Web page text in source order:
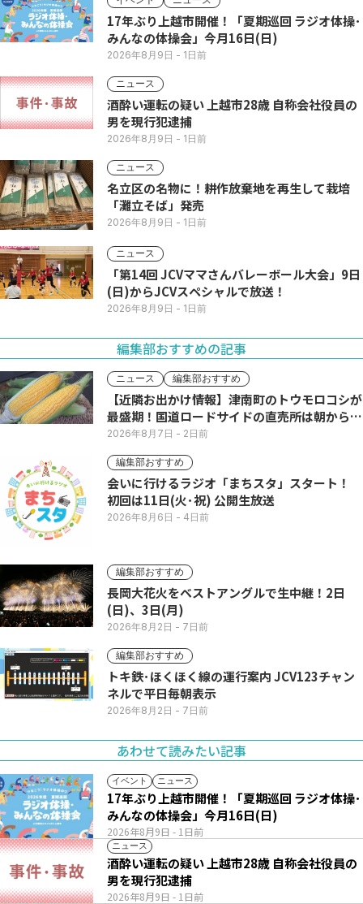
17年ぶり上越市開催！「夏期巡回 ラジオ体操･
みんなの体操会」今月16日(日)
2026年8月9日 - 1日前
ニュース
酒酔い運転の疑い 上越市28歳 自称会社役員の
男を現行犯逮捕
2026年8月9日 - 1日前
ニュース
名立区の名物に！耕作放棄地を再生して栽培
「灘立そば」発売
2026年8月9日 - 1日前
ニュース
「第14回 JCVママさんバレーボール大会」9日
(日)からJCVスペシャルで放送！
2026年8月9日 - 1日前
編集部おすすめの記事
ニュース 編集部おすすめ
【近隣お出かけ情報】津南町のトウモロコシが
最盛期！国道ロードサイドの直売所は朝から長
い列
2026年8月7日 - 2日前
編集部おすすめ
会いに行けるラジオ「まちスタ」スタート！
初回は11日(火･祝) 公開生放送
2026年8月6日 - 4日前
編集部おすすめ
長岡大花火をベストアングルで生中継！2日
(日)、3日(月)
2026年8月2日 - 7日前
編集部おすすめ
トキ鉄･ほくほく線の運行案内 JCV123チャン
ネルで平日毎朝表示
2026年8月2日 - 7日前
あわせて読みたい記事
イベント ニュース
2026年8月9日 - 1日前
17年ぶり上越市開催！「夏期巡回 ラジオ体操･
みんなの体操会」今月16日(日)
ニュース
2026年8月9日 - 1日前
酒酔い運転の疑い 上越市28歳 自称会社役員の
男を現行犯逮捕